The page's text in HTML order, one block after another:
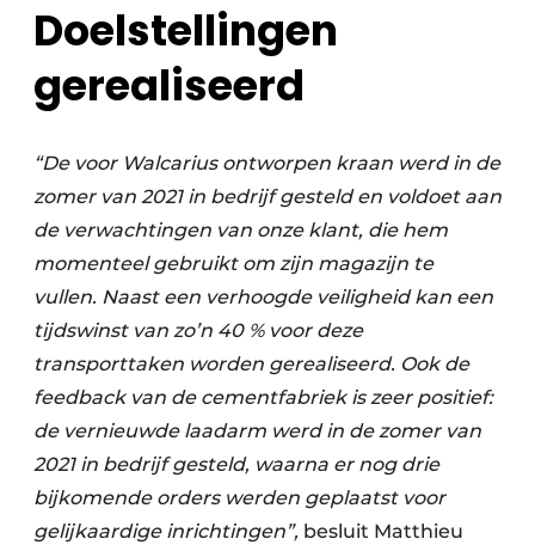
Doelstellingen
gerealiseerd
“De voor Walcarius ontworpen kraan werd in de
zomer van 2021 in bedrijf gesteld en voldoet aan
de verwachtingen van onze klant, die hem
momenteel gebruikt om zijn magazijn te
vullen. Naast een verhoogde veiligheid kan een
tijdswinst van zo’n 40 % voor deze
transporttaken worden gerealiseerd. Ook de
feedback van de cementfabriek is zeer positief:
de vernieuwde laadarm werd in de zomer van
2021 in bedrijf gesteld, waarna er nog drie
bijkomende orders werden geplaatst voor
gelijkaardige inrichtingen”, besluit Matthieu